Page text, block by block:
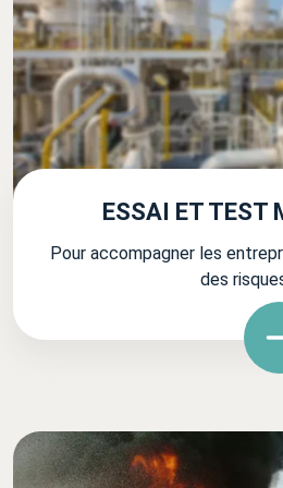
ESSAI ET TEST
Pour accompagner les
des